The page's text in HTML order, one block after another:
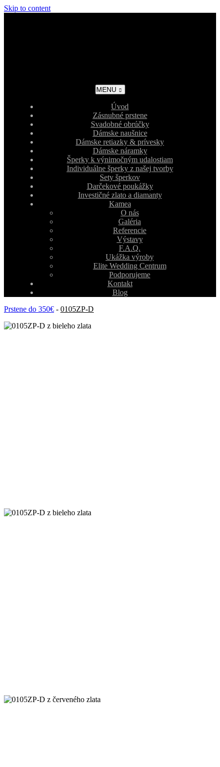
Skip to content
MENU
Úvod
Zásnubné prstene
Svadobné obrúčky
Dámske naušnice
Dámske retiazky & prívesky
Dámske náramky
Šperky k výnimočným udalostiam
Individuálne šperky z našej tvorby
Sety šperkov
Darčekové poukážky
Investičné zlato a diamanty
Kamea
O nás
Galéria
Referencie
Výstavy
F.A.Q.
Ukážka výroby
Elite Wedding Centrum
Podporujeme
Kontakt
Blog
Prstene do 350€ - 0105ZP-D